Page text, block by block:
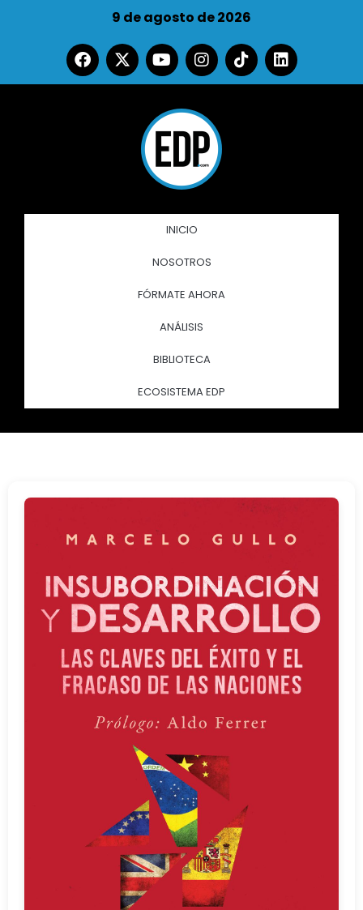
9 de agosto de 2026
INICIO
NOSOTROS
FÓRMATE AHORA
ANÁLISIS
BIBLIOTECA
ECOSISTEMA EDP